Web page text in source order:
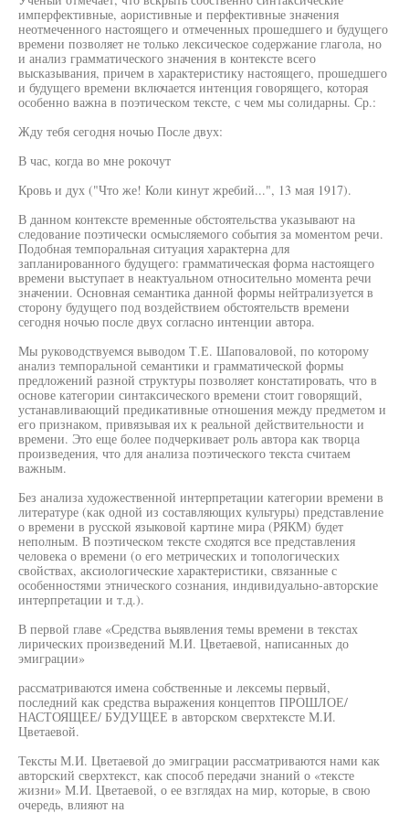
имперфективные, аористивные и перфективные значения
неотмеченного настоящего и отмеченных прошедшего и будущего
времени позволяет не только лексическое содержание глагола, но
и анализ грамматического значения в контексте всего
высказывания, причем в характеристику настоящего, прошедшего
и будущего времени включается интенция говорящего, которая
особенно важна в поэтическом тексте, с чем мы солидарны. Ср.:
Жду тебя сегодня ночью После двух:
В час, когда во мне рокочут
Кровь и дух ("Что же! Коли кинут жребий...", 13 мая 1917).
В данном контексте временные обстоятельства указывают на
следование поэтически осмысляемого события за моментом речи.
Подобная темпоральная ситуация характерна для
запланированного будущего: грамматическая форма настоящего
времени выступает в неактуальном относительно момента речи
значении. Основная семантика данной формы нейтрализуется в
сторону будущего под воздействием обстоятельств времени
сегодня ночью после двух согласно интенции автора.
Мы руководствуемся выводом Т.Е. Шаповаловой, по которому
анализ темпоральной семантики и грамматической формы
предложений разной структуры позволяет констатировать, что в
основе категории синтаксического времени стоит говорящий,
устанавливающий предикативные отношения между предметом и
его признаком, привязывая их к реальной действительности и
времени. Это еще более подчеркивает роль автора как творца
произведения, что для анализа поэтического текста считаем
важным.
Без анализа художественной интерпретации категории времени в
литературе (как одной из составляющих культуры) представление
о времени в русской языковой картине мира (РЯКМ) будет
неполным. В поэтическом тексте сходятся все представления
человека о времени (о его метрических и топологических
свойствах, аксиологические характеристики, связанные с
особенностями этнического сознания, индивидуально-авторские
интерпретации и т.д.).
В первой главе «Средства выявления темы времени в текстах
лирических произведений М.И. Цветаевой, написанных до
эмиграции»
рассматриваются имена собственные и лексемы первый,
последний как средства выражения концептов ПРОШЛОЕ/
НАСТОЯЩЕЕ/ БУДУЩЕЕ в авторском сверхтексте М.И.
Цветаевой.
Тексты М.И. Цветаевой до эмиграции рассматриваются нами как
авторский сверхтекст, как способ передачи знаний о «тексте
жизни» М.И. Цветаевой, о ее взглядах на мир, которые, в свою
очередь, влияют на